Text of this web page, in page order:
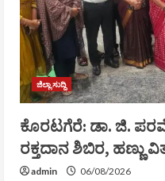
ಜಿಲ್ಲಾ ಸುದ್ದಿ
ಕೊರಟಗೆರೆ: ಡಾ. ಜಿ.
ರಕ್ತದಾನ ಶಿಬಿರ, ಹಣ್ಣು
admin 06/08/2026